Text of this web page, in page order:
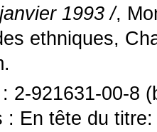
1993 /,
ethniques,
2-921631-00-8
: En tête du